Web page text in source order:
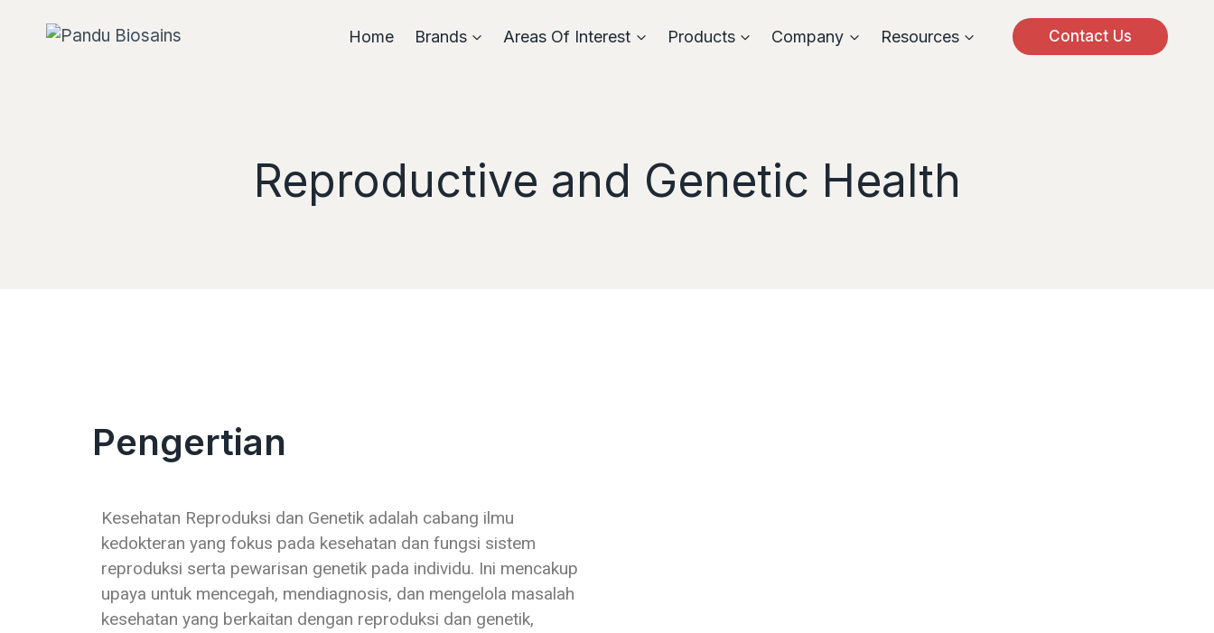
Home Brands Areas Of Interest Products Company Resources Contact Us
Reproductive and Genetic Health
Pengertian
Kesehatan Reproduksi dan Genetik adalah cabang ilmu
kedokteran yang fokus pada kesehatan dan fungsi sistem
reproduksi serta pewarisan genetik pada individu. Ini mencakup
upaya untuk mencegah, mendiagnosis, dan mengelola masalah
kesehatan yang berkaitan dengan reproduksi dan genetik,